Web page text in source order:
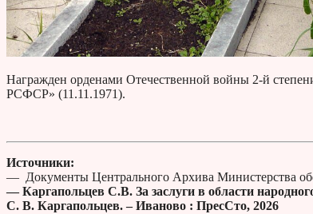
Награжден орденами Отечественной войны 2-й
РСФСР» (11.11.1971).
Источники:
— Документы Центрального Архива Министерства
— Каргапольцев С.В. За заслуги в области
С. В. Каргапольцев. – Иваново : ПресСто, 2026